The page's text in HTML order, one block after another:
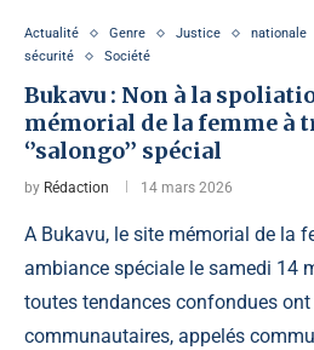
Actualité Genre Justice nationale
sécurité
Société
Bukavu : Non à la
mémorial de la femme à
‘’salongo’’ spécial
by Rédaction 14 mars 2026
A Bukavu, le site mémorial de la
ambiance spéciale le samedi 14
toutes tendances confondues
communautaires, appelés